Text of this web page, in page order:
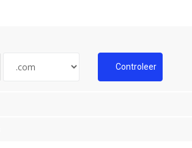
Controleer